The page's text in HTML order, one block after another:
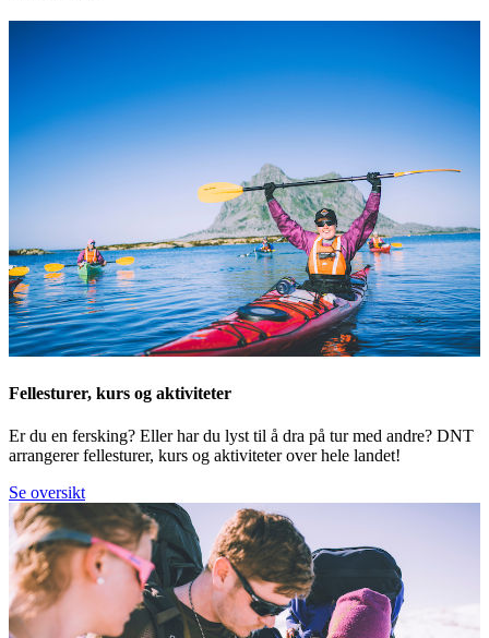
Fellesturer, kurs og aktiviteter
Er du en fersking? Eller har du lyst til å dra på tur med andre? DNT
arrangerer fellesturer, kurs og aktiviteter over hele landet!
Se oversikt